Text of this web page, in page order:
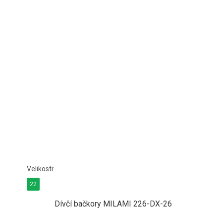
Dívčí bačkory MILAMI 226-DX-26
22